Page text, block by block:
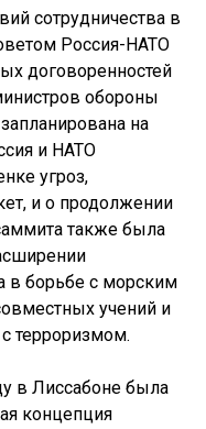
сотрудничества в
Россия-НАТО
договоренностей
обороны
на
и НАТО
угроз,
и о продолжении
также была
в борьбе с морским
учений и
терроризмом.
в Лиссабоне была
концепция